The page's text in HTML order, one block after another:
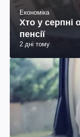
Економіка
Хто у серпні
пенсії
2 дні тому